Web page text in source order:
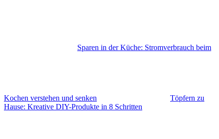
Sparen in der Küche: Stromverbrauch beim
Kochen verstehen und senken
Töpfern zu
Hause: Kreative DIY-Produkte in 8 Schritten